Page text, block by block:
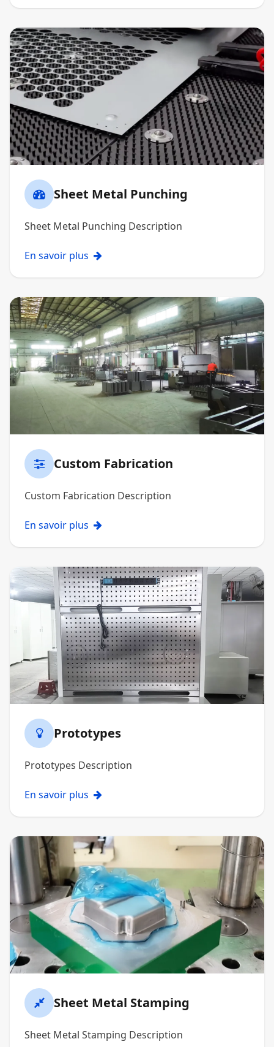
Sheet Metal Punching
Sheet Metal Punching Description
En savoir plus
Custom Fabrication
Custom Fabrication Description
En savoir plus
Prototypes
Prototypes Description
En savoir plus
Sheet Metal Stamping
Sheet Metal Stamping Description